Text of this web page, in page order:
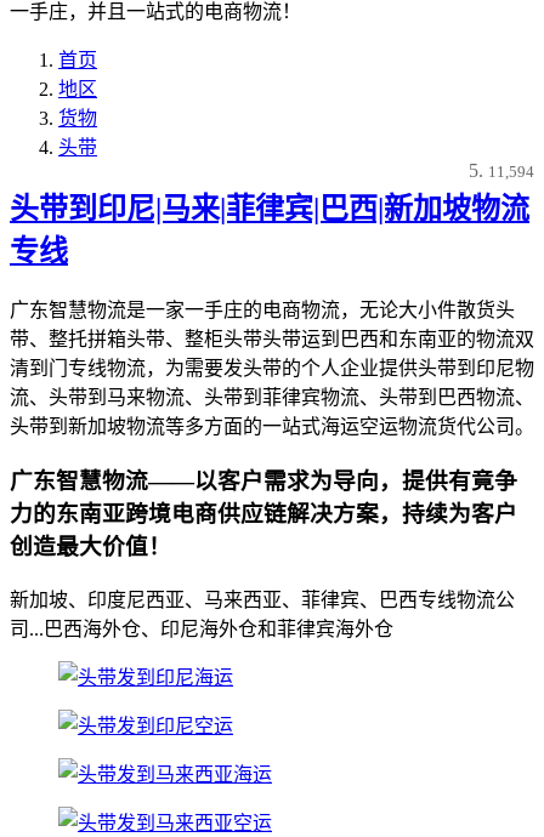
一手庄，并且一站式的电商物流！
首页
地区
货物
头带
11,594
头带到印尼|马来|菲律宾|巴西|新加坡物流
专线
广东智慧物流是一家一手庄的电商物流，无论大小件散货头
带、整托拼箱头带、整柜头带头带运到巴西和东南亚的物流双
清到门专线物流，为需要发头带的个人企业提供头带到印尼物
流、头带到马来物流、头带到菲律宾物流、头带到巴西物流、
头带到新加坡物流等多方面的一站式海运空运物流货代公司。
广东智慧物流——以客户需求为导向，提供有竟争
力的东南亚跨境电商供应链解决方案，持续为客户
创造最大价值！
新加坡、印度尼西亚、马来西亚、菲律宾、巴西专线物流公
司...巴西海外仓、印尼海外仓和菲律宾海外仓